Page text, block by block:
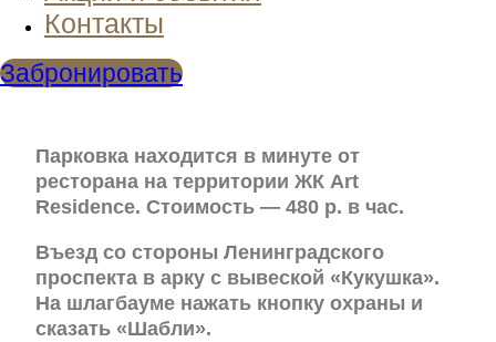
Контакты
Забронировать
Парковка находится в минуте от
ресторана на территории ЖК Art
Residence. Стоимость — 480 р. в час.
Въезд со стороны Ленинградского
проспекта в арку с вывеской «Кукушка».
На шлагбауме нажать кнопку охраны и
сказать «Шабли».